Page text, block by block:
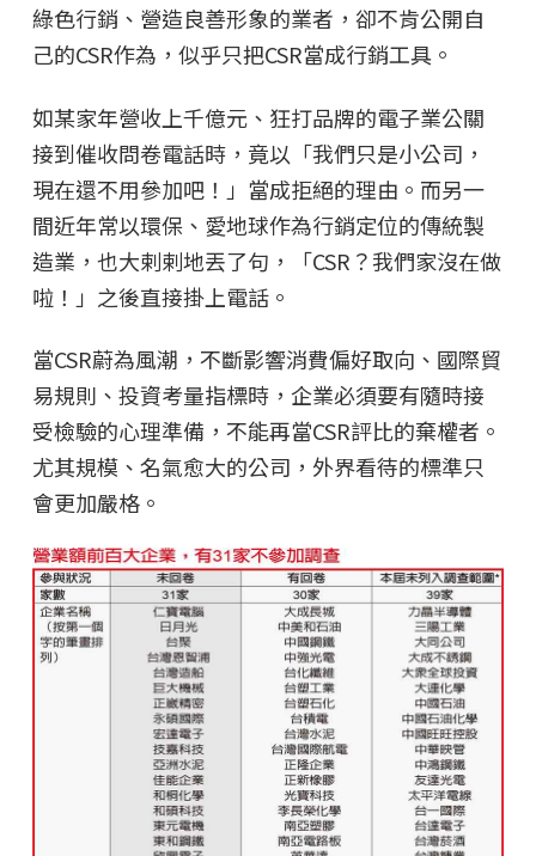
綠色行銷、營造良善形象的業者，卻不肯公開自
己的CSR作為，似乎只把CSR當成行銷工具。
如某家年營收上千億元、狂打品牌的電子業公關
接到催收問卷電話時，竟以「我們只是小公司，
現在還不用參加吧！」當成拒絕的理由。而另一
間近年常以環保、愛地球作為行銷定位的傳統製
造業，也大剌剌地丟了句，「CSR？我們家沒在做
啦！」之後直接掛上電話。
當CSR蔚為風潮，不斷影響消費偏好取向、國際貿
易規則、投資考量指標時，企業必須要有隨時接
受檢驗的心理準備，不能再當CSR評比的棄權者。
尤其規模、名氣愈大的公司，外界看待的標準只
會更加嚴格。